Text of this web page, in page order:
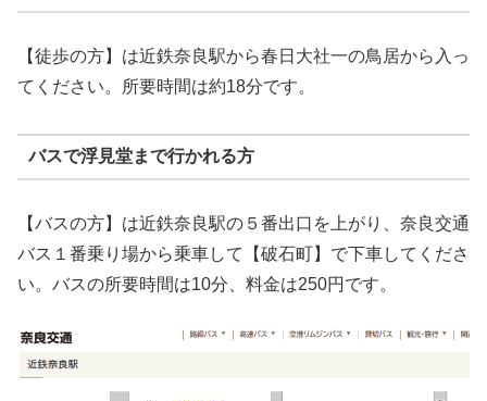
【徒歩の方】は近鉄奈良駅から春日大社一の鳥居から入っ
てください。所要時間は約18分です。
バスで浮見堂まで行かれる方
【バスの方】は近鉄奈良駅の５番出口を上がり、奈良交通
バス１番乗り場から乗車して【破石町】で下車してくださ
い。バスの所要時間は10分、料金は250円です。